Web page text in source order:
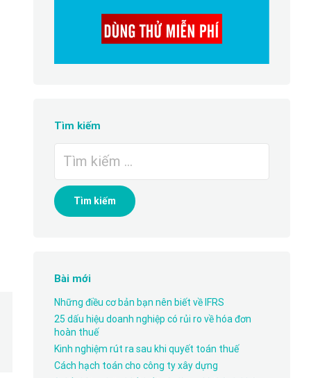
Tìm kiếm
Bài mới
Những điều cơ bản bạn nên biết về IFRS
25 dấu hiệu doanh nghiệp có rủi ro về hóa đơn
hoàn thuế
Kinh nghiệm rút ra sau khi quyết toán thuế
Cách hạch toán cho công ty xây dựng